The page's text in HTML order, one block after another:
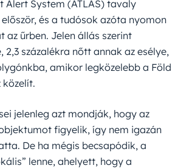
Alert System (ATLAS) tavaly
és a tudósok azóta nyomon
űrben. Jelen állás szerint
2,3 százalékra nőtt annak az esélye,
amikor legközelebb a Föld
jelenleg azt mondják, hogy az
figyelik, így nem igazán
De ha mégis becsapódik, a
lenne, ahelyett, hogy a